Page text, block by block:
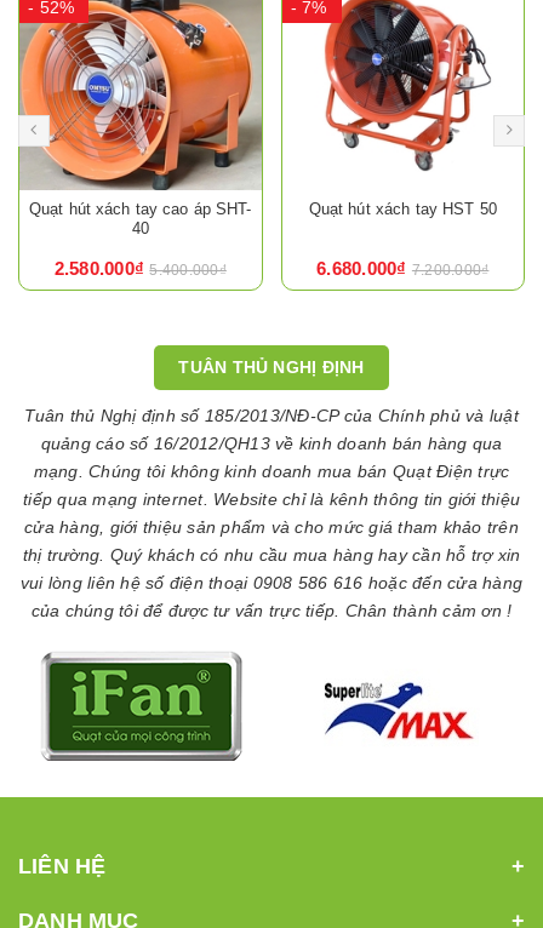
- 52%
Quạt hút xách tay cao áp SHT-
40
2.580.000₫ 5.400.000₫
- 7%
Quạt hút xách tay HST 50
6.680.000₫ 7.200.000₫
TUÂN THỦ NGHỊ ĐỊNH
Tuân thủ Nghị định số 185/2013/NĐ-CP của Chính phủ và luật
quảng cáo số 16/2012/QH13 về kinh doanh bán hàng qua
mạng. Chúng tôi không kinh doanh mua bán Quạt Điện trực
tiếp qua mạng internet. Website chỉ là kênh thông tin giới thiệu
cửa hàng, giới thiệu sản phẩm và cho mức giá tham khảo trên
thị trường. Quý khách có nhu cầu mua hàng hay cần hỗ trợ xin
vui lòng liên hệ số điện thoại 0908 586 616 hoặc đến cửa hàng
của chúng tôi để được tư vấn trực tiếp. Chân thành cảm ơn !
LIÊN HỆ
DANH MỤC